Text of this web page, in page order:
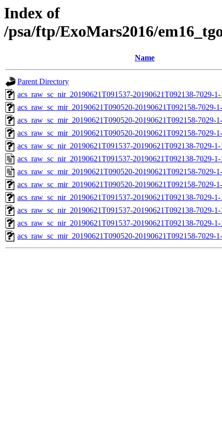
Index of
/psa/ftp/ExoMars2016/
Name
Parent Directory
acs_raw_sc_nir_20190621T091537-20190621T092138-7029-
acs_raw_sc_mir_20190621T090520-20190621T092158-7029-
acs_raw_sc_mir_20190621T090520-20190621T092158-7029-
acs_raw_sc_mir_20190621T090520-20190621T092158-7029-
acs_raw_sc_nir_20190621T091537-20190621T092138-7029-
acs_raw_sc_nir_20190621T091537-20190621T092138-7029-
acs_raw_sc_mir_20190621T090520-20190621T092158-7029-
acs_raw_sc_mir_20190621T090520-20190621T092158-7029-
acs_raw_sc_nir_20190621T091537-20190621T092138-7029-
acs_raw_sc_nir_20190621T091537-20190621T092138-7029-
acs_raw_sc_nir_20190621T091537-20190621T092138-7029-
acs_raw_sc_mir_20190621T090520-20190621T092158-7029-